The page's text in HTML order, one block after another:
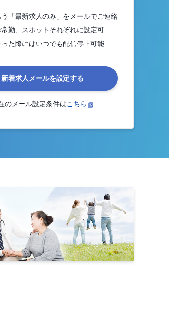
「最新求人のみ」をメールでご連絡
勤、スポットそれぞれに設定可
た際にはいつでも配信停止可能
新着求人メールを設定する
のメール設定条件はこちら